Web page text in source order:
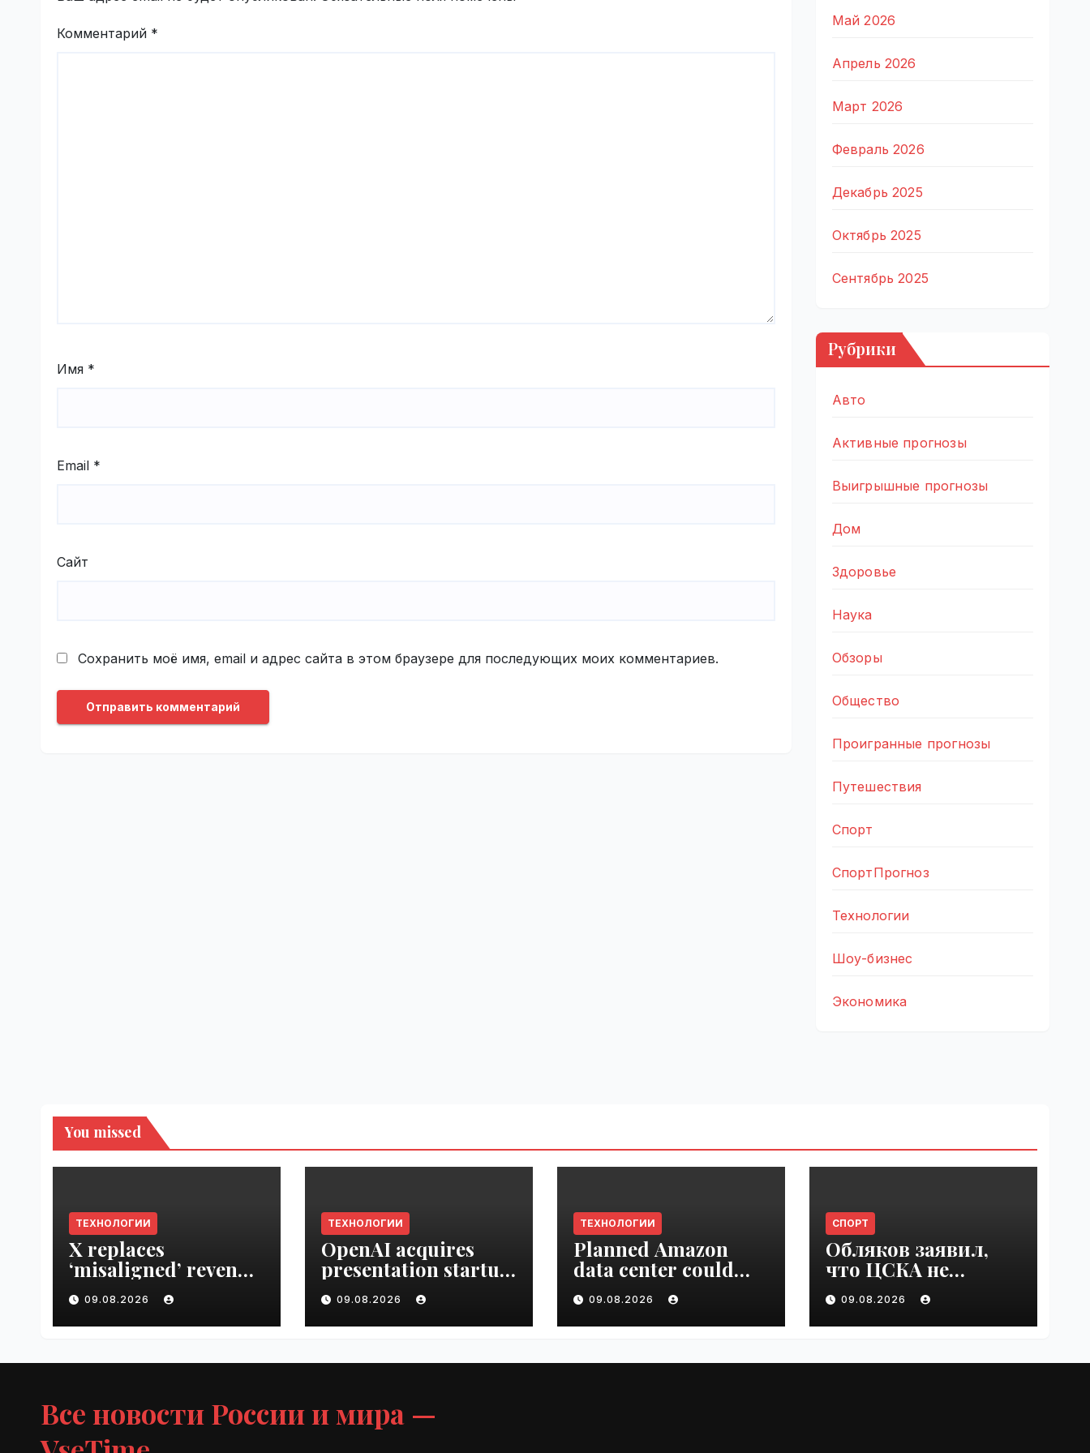
Комментарий *
Имя *
Email *
Сайт
Сохранить моё имя, email и адрес сайта в этом браузере для последующих моих комментариев.
Май 2026
Апрель 2026
Март 2026
Февраль 2026
Декабрь 2025
Октябрь 2025
Сентябрь 2025
Рубрики
Авто
Активные прогнозы
Выигрышные прогнозы
Дом
Здоровье
Наука
Обзоры
Общество
Проигранные прогнозы
Путешествия
Спорт
СпортПрогноз
Технологии
Шоу-бизнес
Экономика
You missed
ТЕХНОЛОГИИ
X replaces
‘misaligned’ revenue
sharing program
with Original
Content Rewards |
09.08.2026
ТЕХНОЛОГИИ
OpenAI acquires
presentation startup
NextSlide |
VseTime.ru
09.08.2026
ТЕХНОЛОГИИ
Planned Amazon
data center could
become the biggest
climate polluter in
the U.S. | VseTime.ru
09.08.2026
СПОРТ
Обляков заявил,
что ЦСКА не
хватает Акинфеева
| VseTime.ru
09.08.2026
Все новости России и мира —